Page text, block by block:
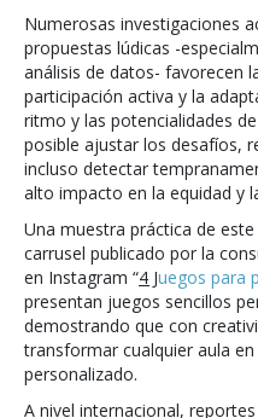
Numerosas investigaciones
propuestas lúdicas -
análisis de datos- favorecen
participación activa y la
ritmo y las potencialidades
posible ajustar los desafíos,
incluso detectar
alto impacto en la equidad y
Una muestra práctica de
carrusel publicado por la
en Instagram “4 Juegos para
presentan juegos sencillos
demostrando que con
transformar cualquier aula
personalizado.
A nivel internacional,